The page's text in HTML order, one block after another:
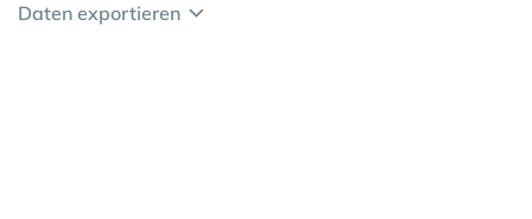
Daten exportieren